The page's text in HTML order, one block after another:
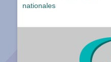
nationales